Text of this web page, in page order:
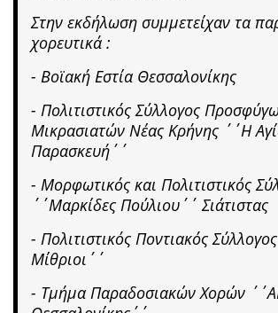
Στην εκδήλωση συμμετείχαν τα
χορευτικά :
- Βοϊακή Εστία Θεσσαλονίκης
- Πολιτιστικός Σύλλογος
Μικρασιατών Νέας Κρήνης ΄΄Η
Παρασκευή΄΄
- Μορφωτικός και Πολιτιστικός
΄΄Μαρκίδες Πούλιου΄΄ Σιάτιστας
- Πολιτιστικός Ποντιακός
Μίθριοι΄΄
- Τμήμα Παραδοσιακών Χορών